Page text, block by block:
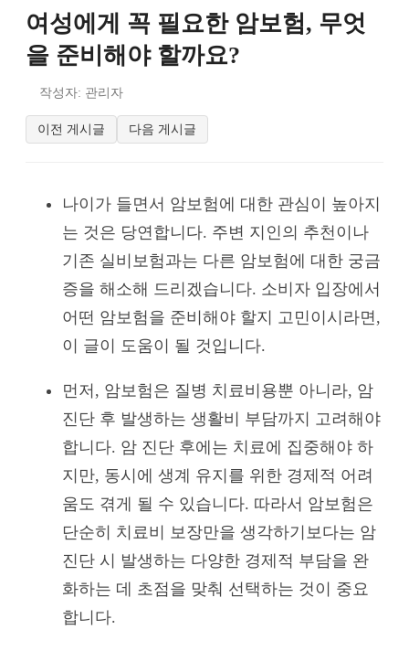
여성에게 꼭 필요한 암보험, 무엇
을 준비해야 할까요?
작성자: 관리자
이전 게시글 다음 게시글
나이가 들면서 암보험에 대한 관심이 높아지
는 것은 당연합니다. 주변 지인의 추천이나
기존 실비보험과는 다른 암보험에 대한 궁금
증을 해소해 드리겠습니다. 소비자 입장에서
어떤 암보험을 준비해야 할지 고민이시라면,
이 글이 도움이 될 것입니다.
먼저, 암보험은 질병 치료비용뿐 아니라, 암
진단 후 발생하는 생활비 부담까지 고려해야
합니다. 암 진단 후에는 치료에 집중해야 하
지만, 동시에 생계 유지를 위한 경제적 어려
움도 겪게 될 수 있습니다. 따라서 암보험은
단순히 치료비 보장만을 생각하기보다는 암
진단 시 발생하는 다양한 경제적 부담을 완
화하는 데 초점을 맞춰 선택하는 것이 중요
합니다.